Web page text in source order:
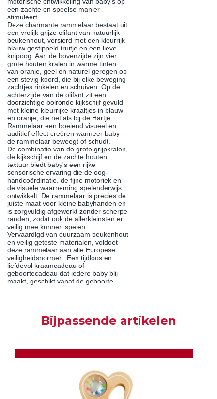
motorische ontwikkeling van baby's op
een zachte en speelse manier
stimuleert.
Deze charmante rammelaar bestaat uit
een vrolijk grijze olifant van natuurlijk
beukenhout, versierd met een kleurrijk
blauw gestippeld truitje en een lieve
knipoog. Aan de bovenzijde zijn vier
grote houten kralen in warme tinten
van oranje, geel en naturel geregen op
een stevig koord, die bij elke beweging
zachtjes rinkelen en schuiven. Op de
achterzijde van de olifant zit een
doorzichtige bolronde kijkschijf gevuld
met kleine kleurrijke kraaltjes in blauw
en oranje, die net als bij de Hartje
Rammelaar een boeiend visueel en
auditief effect creëren wanneer baby
de rammelaar beweegt of schudt.
De combinatie van de grote grijpkralen,
de kijkschijf en de zachte houten
textuur biedt baby's een rijke
sensorische ervaring die de oog-
handcoördinatie, de fijne motoriek en
de visuele waarneming spelenderwijs
ontwikkelt. De rammelaar is precies de
juiste maat voor kleine babyhanden en
is zorgvuldig afgewerkt zonder scherpe
randen, zodat ook de allerkleinsten er
veilig mee kunnen spelen.
Vervaardigd van duurzaam beukenhout
en veilig geteste materialen, voldoet
deze rammelaar aan alle Europese
veiligheidsnormen. Een tijdloos en
liefdevol kraamcadeau of
geboortecadeau dat iedere baby blij
maakt, geschikt vanaf de geboorte.
Bijpassende artikelen